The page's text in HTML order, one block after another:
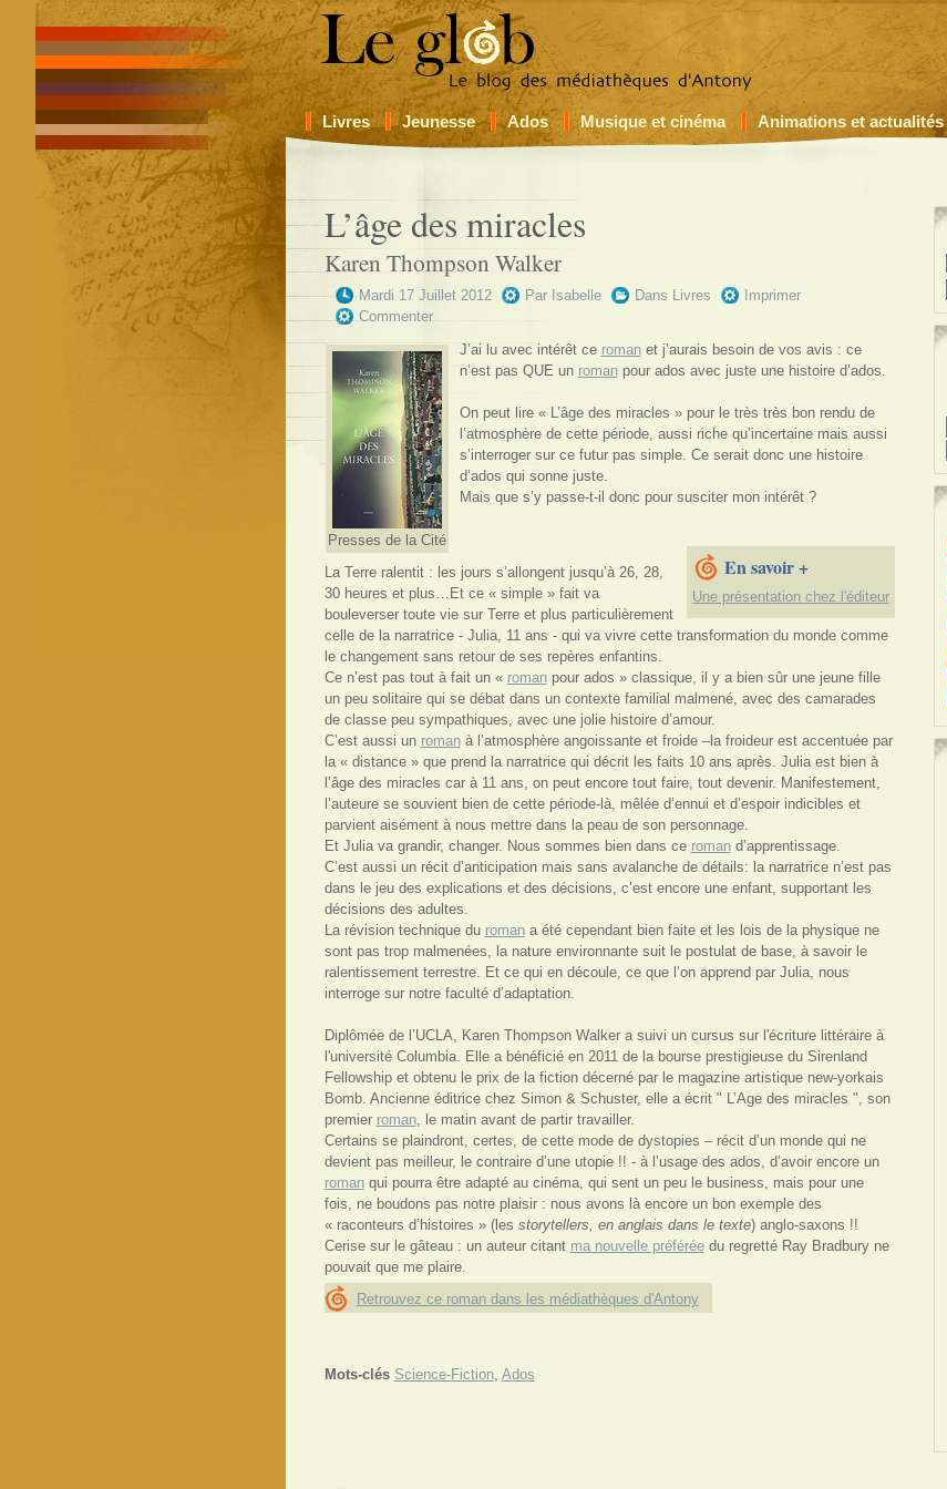
Livres Jeunesse Ados Musique et cinéma Animations et actualités
L’âge des miracles
Karen Thompson Walker
Mardi 17 Juillet 2012 Par Isabelle Dans Livres
Imprimer
Commenter
Presses de la Cité
J’ai lu avec intérêt ce romanet j’aurais besoin de vos avis : ce
n’est pas QUE un romanpour ados avec juste une histoire d’ados.
On peut lire « L’âge des miracles » pour le très très bon rendu de
l’atmosphère de cette période, aussi riche qu’incertaine mais aussi
s’interroger sur ce futur pas simple. Ce serait donc une histoire
d’ados qui sonne juste.
Mais que s’y passe-t-il donc pour susciter mon intérêt ?
En savoir +
Une présentation chez l'éditeur
La Terre ralentit : les jours s’allongent jusqu’à 26, 28,
30 heures et plus…Et ce « simple » fait va
bouleverser toute vie sur Terre et plus particulièrement
celle de la narratrice - Julia, 11 ans - qui va vivre cette transformation du monde comme
le changement sans retour de ses repères enfantins.
Ce n’est pas tout à fait un « romanpour ados » classique, il y a bien sûr une jeune fille
un peu solitaire qui se débat dans un contexte familial malmené, avec des camarades
de classe peu sympathiques, avec une jolie histoire d’amour.
C’est aussi un romanà l’atmosphère angoissante et froide –la froideur est accentuée par
la « distance » que prend la narratrice qui décrit les faits 10 ans après. Julia est bien à
l’âge des miracles car à 11 ans, on peut encore tout faire, tout devenir. Manifestement,
l’auteure se souvient bien de cette période-là, mêlée d’ennui et d’espoir indicibles et
parvient aisément à nous mettre dans la peau de son personnage.
Et Julia va grandir, changer. Nous sommes bien dans ce romand’apprentissage.
C’est aussi un récit d’anticipation mais sans avalanche de détails: la narratrice n’est pas
dans le jeu des explications et des décisions, c’est encore une enfant, supportant les
décisions des adultes.
La révision technique du romana été cependant bien faite et les lois de la physique ne
sont pas trop malmenées, la nature environnante suit le postulat de base, à savoir le
ralentissement terrestre. Et ce qui en découle, ce que l’on apprend par Julia, nous
interroge sur notre faculté d’adaptation.
Diplômée de l’UCLA, Karen Thompson Walker a suivi un cursus sur l'écriture littéraire à
l'université Columbia. Elle a bénéficié en 2011 de la bourse prestigieuse du Sirenland
Fellowship et obtenu le prix de la fiction décerné par le magazine artistique new-yorkais
Bomb. Ancienne éditrice chez Simon & Schuster, elle a écrit " L’Age des miracles ", son
premier roman, le matin avant de partir travailler.
Certains se plaindront, certes, de cette mode de dystopies – récit d’un monde qui ne
devient pas meilleur, le contraire d’une utopie !! - à l’usage des ados, d’avoir encore un
romanqui pourra être adapté au cinéma, qui sent un peu le business, mais pour une
fois, ne boudons pas notre plaisir : nous avons là encore un bon exemple des
« raconteurs d’histoires » (les storytellers, en anglais dans le texte) anglo-saxons !!
Cerise sur le gâteau : un auteur citant ma nouvelle préféréedu regretté Ray Bradbury ne
pouvait que me plaire.
Retrouvez ce roman dans les médiathèques d'Antony
Mots-clés Science-Fiction, Ados